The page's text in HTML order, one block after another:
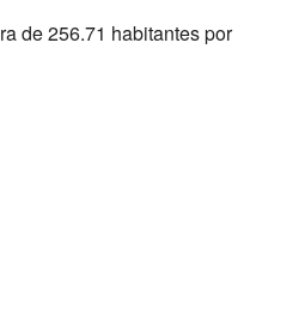
de 256.71 habitantes por